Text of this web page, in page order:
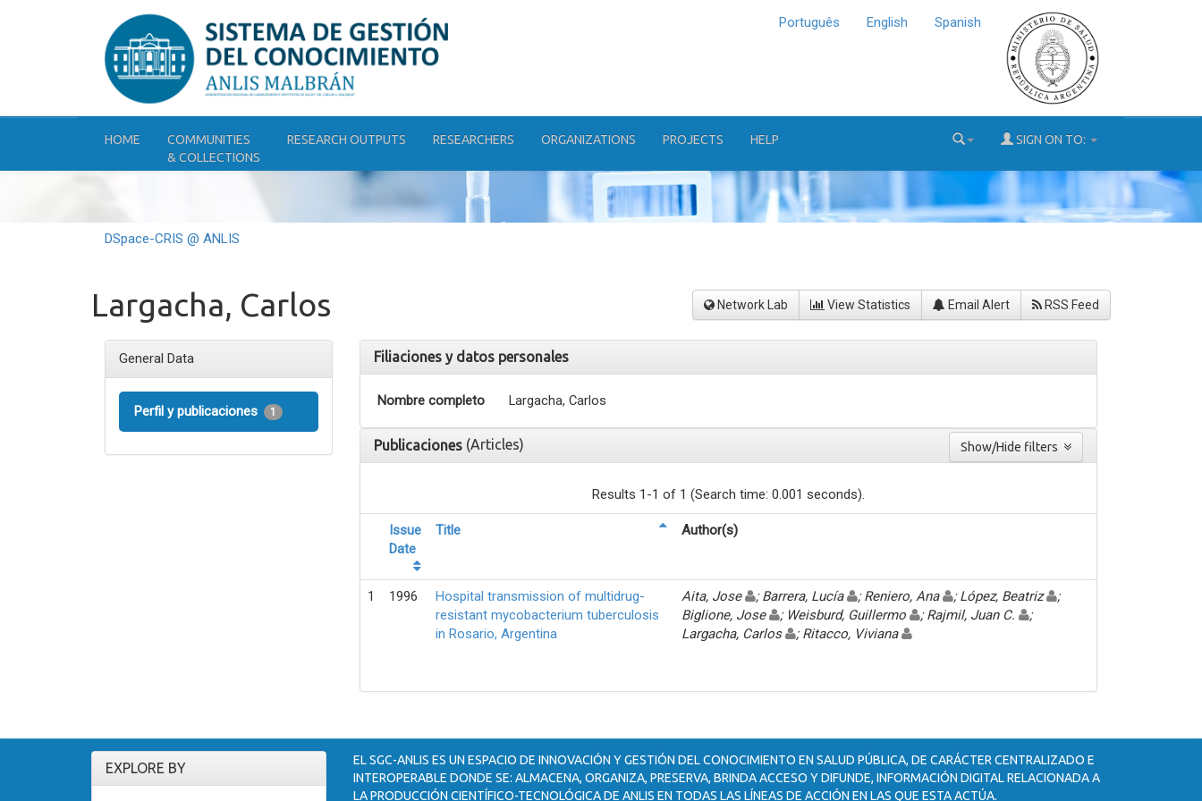
Português English Spanish
HOME
COMMUNITIES
& COLLECTIONS
RESEARCH OUTPUTS RESEARCHERS ORGANIZATIONS PROJECTS HELP SIGN ON TO:
DSpace-CRIS @ ANLIS
Largacha, Carlos Network Lab View Statistics Email Alert RSS Feed
General Data
Perfil y publicaciones 1
Filiaciones y datos personales
Nombre completo Largacha, Carlos
Publicaciones (Articles)
Results 1-1 of 1 (Search time: 0.001 seconds).
Issue
Date
Title Author(s)
1 1996
Hospital transmission of multidrug-
resistant mycobacterium tuberculosis
in Rosario, Argentina
Aita, Jose ; Barrera, Lucía ; Reniero, Ana ; López, Beatriz
;
Biglione, Jose
; Weisburd, Guillermo ; Rajmil, Juan C.
;
Largacha, Carlos
; Ritacco, Viviana
EXPLORE BY
EL SGC-ANLIS ES UN ESPACIO DE INNOVACIÓN Y GESTIÓN DEL CONOCIMIENTO EN SALUD PÚBLICA, DE CARÁCTER CENTRALIZADO E
INTEROPERABLE DONDE SE: ALMACENA, ORGANIZA, PRESERVA, BRINDA ACCESO Y DIFUNDE, INFORMACIÓN DIGITAL RELACIONADA A
LA PRODUCCIÓN CIENTÍFICO-TECNOLÓGICA DE ANLIS EN TODAS LAS LÍNEAS DE ACCIÓN EN LAS QUE ESTA ACTÚA.